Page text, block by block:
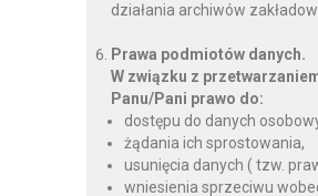
działania archiwów
Prawa podmiotów danych.
W związku z
Panu/Pani prawo do:
dostępu do danych
żądania ich sprostowania,
usunięcia danych ( tzw.
wniesienia sprzeciwu